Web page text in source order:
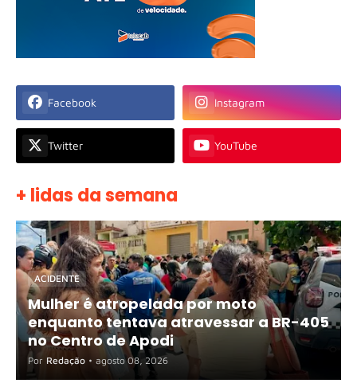
Facebook Instagram
Twitter YouTube
+ lidas da semana
ACIDENTE
Mulher é atropelada por moto
enquanto tentava atravessar a BR-405
no Centro de Apodi
Por Redação • agosto 08, 2026